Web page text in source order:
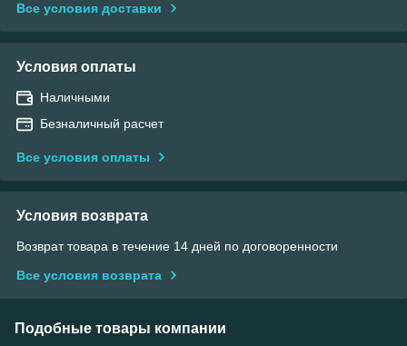
Все условия доставки
Условия оплаты
Наличными
Безналичный расчет
Все условия оплаты
Условия возврата
Возврат товара в течение 14 дней по договоренности
Все условия возврата
Подобные товары компании